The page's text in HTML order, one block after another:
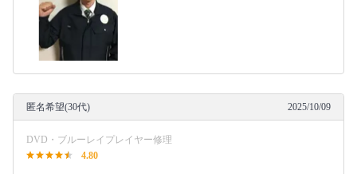
匿名希望(30代) 2025/10/09
DVD・ブルーレイプレイヤー修理
4.80